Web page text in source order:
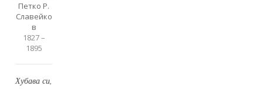
Петко Р.
Славейко
в
1827 –
1895
Хубава си,